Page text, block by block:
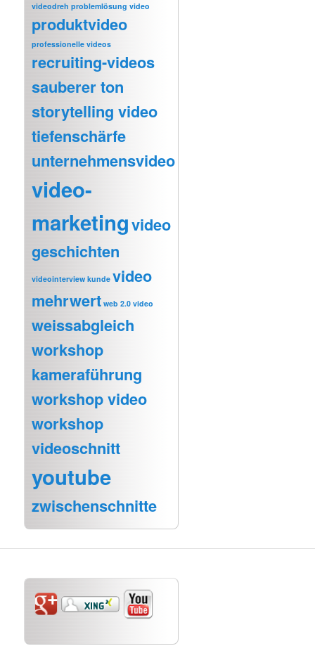
videodreh problemlösung video
produktvideo
professionelle videos
recruiting-videos
sauberer ton
storytelling video
tiefenschärfe
unternehmensvideo
video-
marketingvideo
geschichten
videointerview kunde video
mehrwert web 2.0 video
weissabgleich
workshop
kameraführung
workshop video
workshop
videoschnitt
youtube
zwischenschnitte